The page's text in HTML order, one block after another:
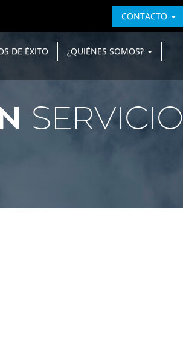
CONTACTO
DE ÉXITO
¿QUIÉNES SOMOS?